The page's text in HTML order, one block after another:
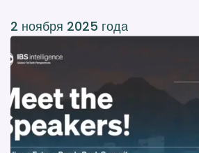
2 ноября 2025 года